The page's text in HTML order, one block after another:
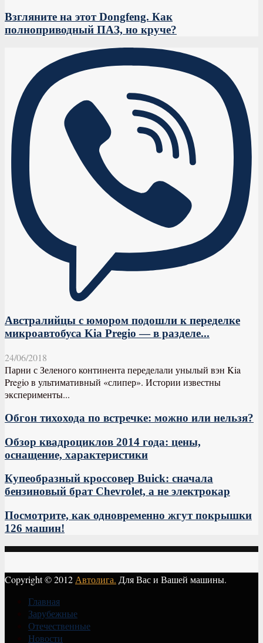
Взгляните на этот Dongfeng. Как
полноприводный ПАЗ, но круче?
Австралийцы с юмором подошли к переделке
микроавтобуса Kia Pregio — в разделе...
24/06/2018
Парни с Зеленого континента переделали унылый вэн Kia
Pregio в ультимативный «слипер». Истории известны
эксперименты...
Обгон тихохода по встречке: можно или нельзя?
Обзор квадроциклов 2014 года: цены,
оснащение, характеристики
Купеобразный кроссовер Buick: сначала
бензиновый брат Chevrolet, а не электрокар
Посмотрите, как одновременно жгут покрышки
126 машин!
Copyright © 2012 Автолига. Для Вас и Вашей машины.
Главная
Зарубежные
Отечественные
Новости